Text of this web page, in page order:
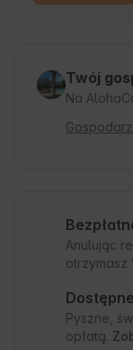
Twój
Na
Anulując
otrzymasz
Pyszne,
opłatą.